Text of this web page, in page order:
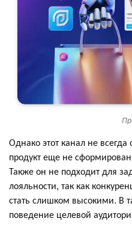
Однако этот канал не
продукт еще не
Также он не подходит для
лояльности, так как
стать слишком высокими. В
поведение целевой